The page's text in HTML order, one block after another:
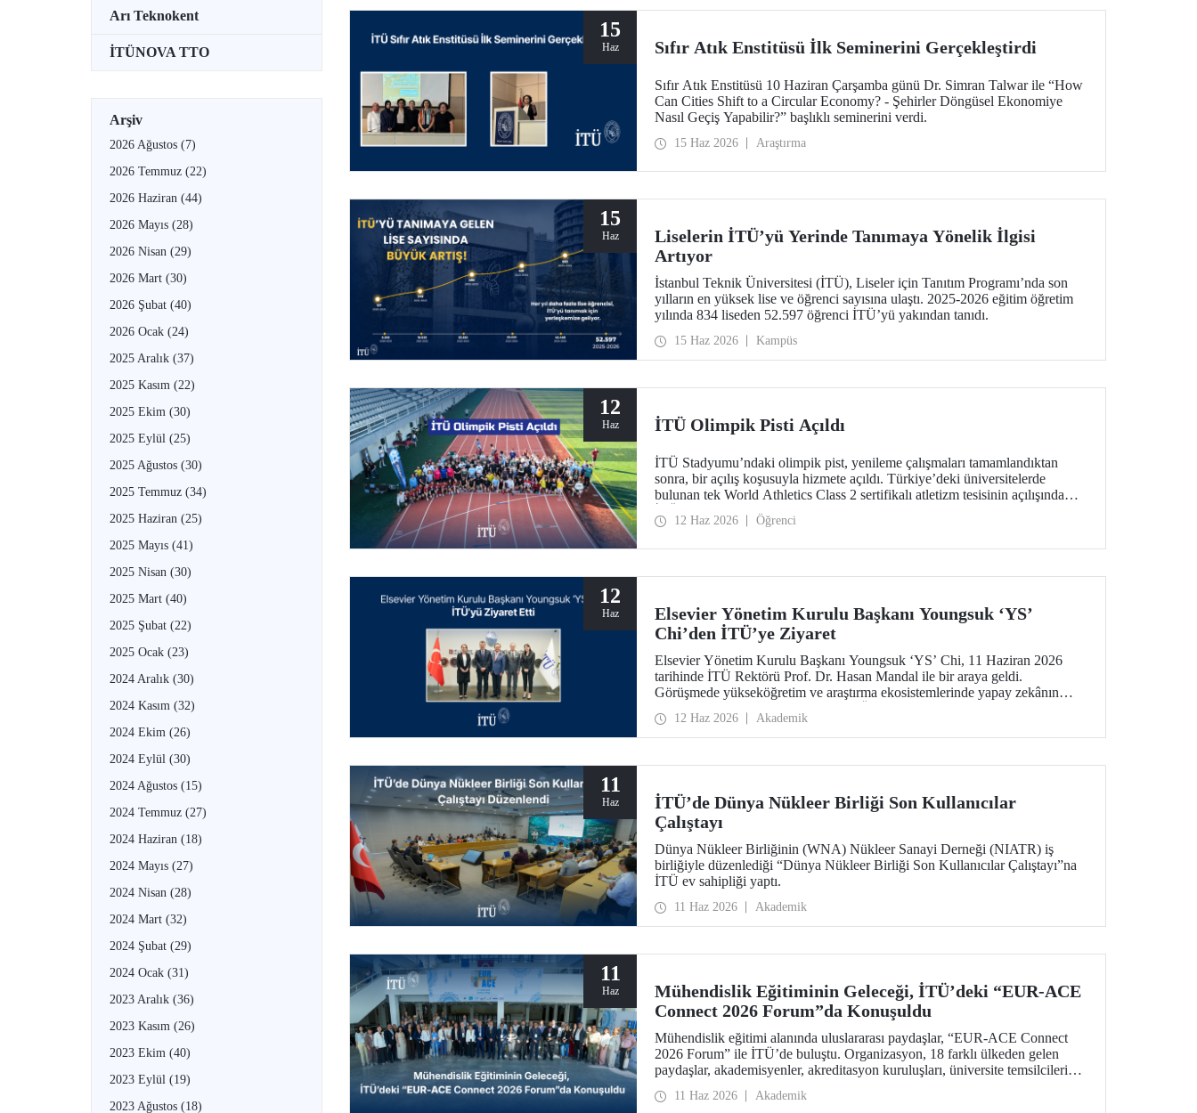
Arı Teknokent
İTÜNOVA TTO
Arşiv
2026 Ağustos (7)
2026 Temmuz (22)
2026 Haziran (44)
2026 Mayıs (28)
2026 Nisan (29)
2026 Mart (30)
2026 Şubat (40)
2026 Ocak (24)
2025 Aralık (37)
2025 Kasım (22)
2025 Ekim (30)
2025 Eylül (25)
2025 Ağustos (30)
2025 Temmuz (34)
2025 Haziran (25)
2025 Mayıs (41)
2025 Nisan (30)
2025 Mart (40)
2025 Şubat (22)
2025 Ocak (23)
2024 Aralık (30)
2024 Kasım (32)
2024 Ekim (26)
2024 Eylül (30)
2024 Ağustos (15)
2024 Temmuz (27)
2024 Haziran (18)
2024 Mayıs (27)
2024 Nisan (28)
2024 Mart (32)
2024 Şubat (29)
2024 Ocak (31)
2023 Aralık (36)
2023 Kasım (26)
2023 Ekim (40)
2023 Eylül (19)
2023 Ağustos (18)
15
Haz Sıfır Atık Enstitüsü İlk Seminerini Gerçekleştirdi
Sıfır Atık Enstitüsü 10 Haziran Çarşamba günü Dr. Simran Talwar ile “How
Can Cities Shift to a Circular Economy? - Şehirler Döngüsel Ekonomiye
Nasıl Geçiş Yapabilir?” başlıklı seminerini verdi.
15 Haz 2026 Araştırma
15
Haz
Liselerin İTÜ’yü Yerinde Tanımaya Yönelik İlgisi
Artıyor
İstanbul Teknik Üniversitesi (İTÜ), Liseler için Tanıtım Programı’nda son
yılların en yüksek lise ve öğrenci sayısına ulaştı. 2025-2026 eğitim öğretim
yılında 834 liseden 52.597 öğrenci İTÜ’yü yakından tanıdı.
15 Haz 2026 Kampüs
12
Haz İTÜ Olimpik Pisti Açıldı
İTÜ Stadyumu’ndaki olimpik pist, yenileme çalışmaları tamamlandıktan
sonra, bir açılış koşusuyla hizmete açıldı. Türkiye’deki üniversitelerde
bulunan tek World Athletics Class 2 sertifikalı atletizm tesisinin açılışında
İTÜ ailesi bir araya geldi.
12 Haz 2026 Öğrenci
12
Haz
Elsevier Yönetim Kurulu Başkanı Youngsuk ‘YS’
Chi’den İTÜ’ye Ziyaret
Elsevier Yönetim Kurulu Başkanı Youngsuk ‘YS’ Chi, 11 Haziran 2026
tarihinde İTÜ Rektörü Prof. Dr. Hasan Mandal ile bir araya geldi.
Görüşmede yükseköğretim ve araştırma ekosistemlerinde yapay zekânın
görüş alışverişleri yapıldı.
12 Haz 2026 Akademik
11
Haz
İTÜ’de Dünya Nükleer Birliği Son Kullanıcılar
Çalıştayı
Dünya Nükleer Birliğinin (WNA) Nükleer Sanayi Derneği (NIATR) iş
birliğiyle düzenlediği “Dünya Nükleer Birliği Son Kullanıcılar Çalıştayı”na
İTÜ ev sahipliği yaptı.
11 Haz 2026 Akademik
11
Haz
Mühendislik Eğitiminin Geleceği, İTÜ’deki “EUR-ACE
Connect 2026 Forum”da Konuşuldu
Mühendislik eğitimi alanında uluslararası paydaşlar, “EUR-ACE Connect
2026 Forum” ile İTÜ’de buluştu. Organizasyon, 18 farklı ülkeden gelen
paydaşlar, akademisyenler, akreditasyon kuruluşları, üniversite temsilcileri
11 Haz 2026 Akademik